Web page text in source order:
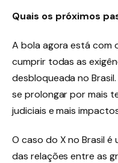
Quais os próximos
A bola agora está com
cumprir todas as
desbloqueada no
se prolongar por mais
judiciais e mais
O caso do X no Brasil
das relações entre as